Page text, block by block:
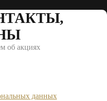
об акциях
данных